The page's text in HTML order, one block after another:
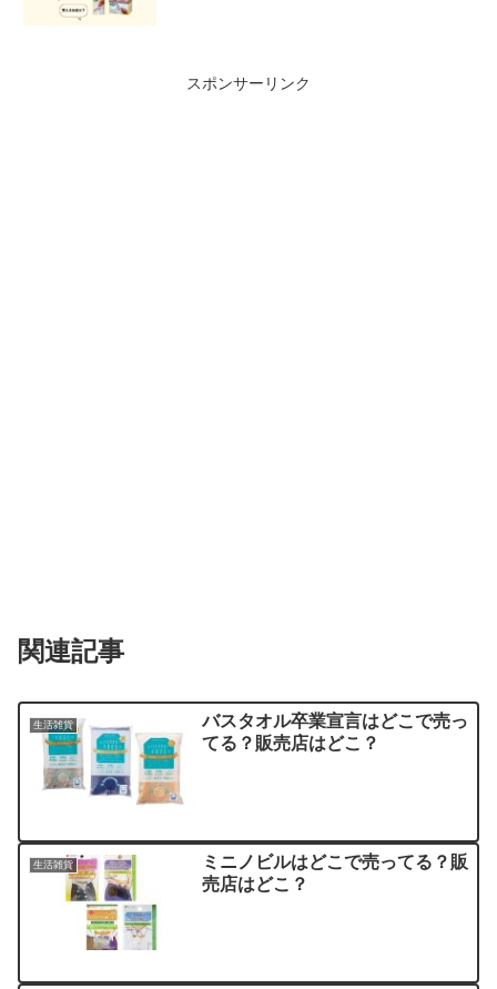
スポンサーリンク
関連記事
生活雑貨
バスタオル卒業宣言はどこで売っ
てる？販売店はどこ？
生活雑貨
ミニノビルはどこで売ってる？販
売店はどこ？